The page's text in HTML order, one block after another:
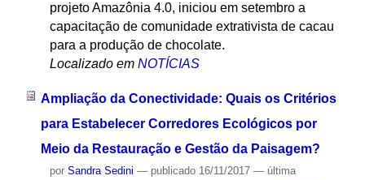
projeto Amazônia 4.0, iniciou em setembro a
capacitação de comunidade extrativista de cacau
para a produção de chocolate.
Localizado em NOTÍCIAS
Ampliação da Conectividade: Quais os Critérios
para Estabelecer Corredores Ecológicos por
Meio da Restauração e Gestão da Paisagem?
por Sandra Sedini — publicado16/11/2017 — última